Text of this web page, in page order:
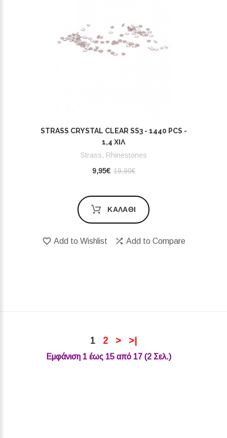
STRASS CRYSTAL CLEAR SS3 - 1440 PCS -
1,4 ΧΙΛ
Strass, Rhinestones
9,95€ 19,90€
ΚΑΛΆΘΙ
Add to Wishlist Add to Compare
1 2 > >|
Εμφάνιση 1 έως 15 από 17 (2 Σελ.)‎